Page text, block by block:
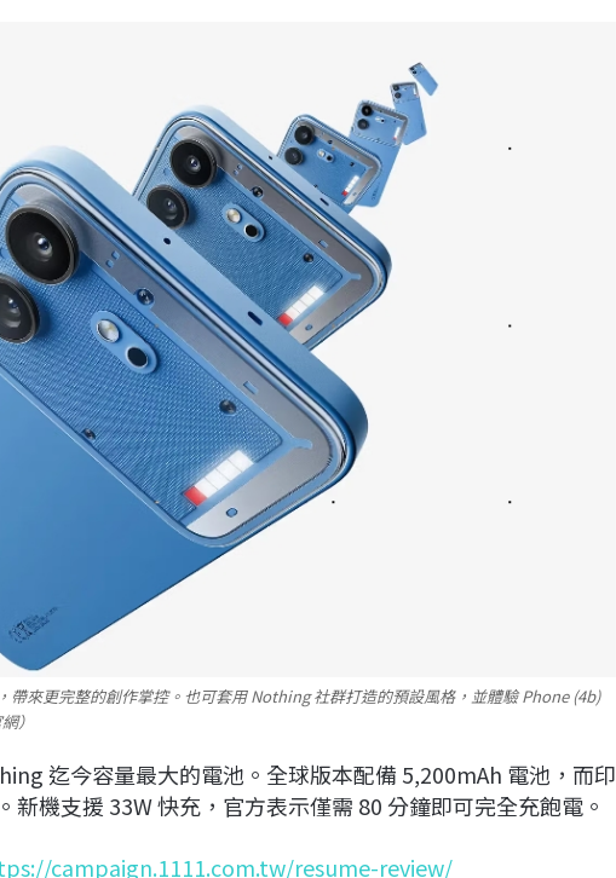
帶來更完整的創作掌控。也可套用 Nothing 社群打造的預設風格，並體驗 Phone (4b)
）
迄今容量最大的電池。全球版本配備 5,200mAh 電池，而印
機支援 33W 快充，官方表示僅需 80 分鐘即可完全充飽電。
campaign.1111.com.tw/resume-review/